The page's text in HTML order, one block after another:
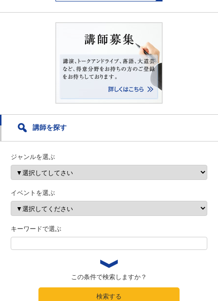
講師を探す
ジャンルを選ぶ
イベントを選ぶ
キーワードで選ぶ
この条件で検索しますか？
検索する